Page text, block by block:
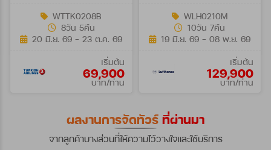
WTTK0208B
8วัน 5คืน
20 มิ.ย. 69 - 23 ต.ค. 69
เริ่มต้น
69,900
บาท/ท่าน
WLH0210M
10วัน 7คืน
19 มิ.ย. 69 - 08 พ.ย. 69
เริ่มต้น
129,900
บาท/ท่าน
ผลงานการจัดทัวร์ ที่ผ่านมา
จากลูกค้าบางส่วนที่ให้ความไว้วางใจและใช้บริการ